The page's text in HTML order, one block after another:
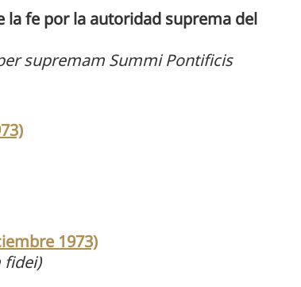
fe por la autoridad suprema del
supremam Summi Pontificis
1973)
fidei)